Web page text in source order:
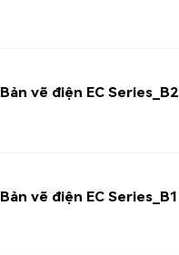
Bản vẽ điện EC Series_B2
Bản vẽ điện EC Series_B1